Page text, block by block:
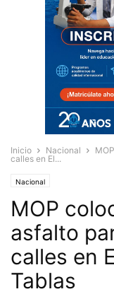
Inicio Nacional
calles en El...
Nacional
MOP
asfalto
calles en
Tablas